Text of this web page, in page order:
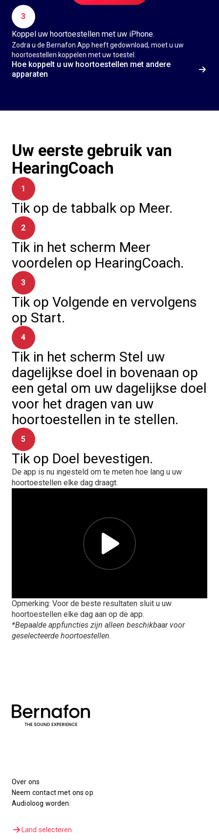
3
Koppel uw hoortoestellen met uw iPhone.
Zodra u de Bernafon App heeft gedownload, moet u uw
hoortoestellen koppelen met uw toestel.
Hoe koppelt u uw hoortoestellen met andere
apparaten
Uw eerste gebruik van
HearingCoach
1
Tik op de tabbalk op Meer.
2
Tik in het scherm Meer
voordelen op HearingCoach.
3
Tik op Volgende en vervolgens
op Start.
4
Tik in het scherm Stel uw
dagelijkse doel in bovenaan op
een getal om uw dagelijkse doel
voor het dragen van uw
hoortoestellen in te stellen.
5
Tik op Doel bevestigen.
De app is nu ingesteld om te meten hoe lang u uw
hoortoestellen elke dag draagt.
Opmerking: Voor de beste resultaten sluit u uw
hoortoestellen elke dag aan op de app.
*Bepaalde appfuncties zijn alleen beschikbaar voor
geselecteerde hoortoestellen.
Over ons
Neem contact met ons op
Audioloog worden
Land selecteren